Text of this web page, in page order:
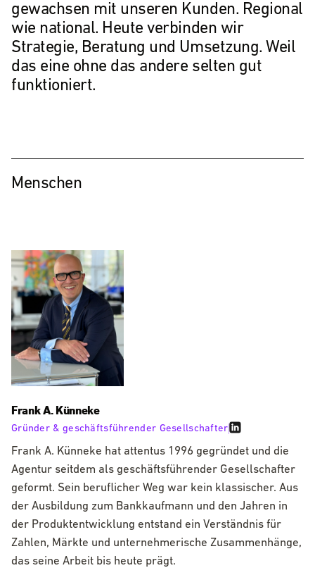
gewachsen mit unseren Kunden. Regional
wie national. Heute verbinden wir
Strategie, Beratung und Umsetzung. Weil
das eine ohne das andere selten gut
funktioniert.
Menschen
Frank A. Künneke
Gründer & geschäftsführender Gesellschafter
Frank A. Künneke hat attentus 1996 gegründet und die
Agentur seitdem als geschäftsführender Gesellschafter
geformt. Sein beruflicher Weg war kein klassischer. Aus
der Ausbildung zum Bankkaufmann und den Jahren in
der Produktentwicklung entstand ein Verständnis für
Zahlen, Märkte und unternehmerische Zusammenhänge,
das seine Arbeit bis heute prägt.